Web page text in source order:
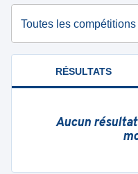
Toutes les compétitions
RÉSULTATS
Aucun